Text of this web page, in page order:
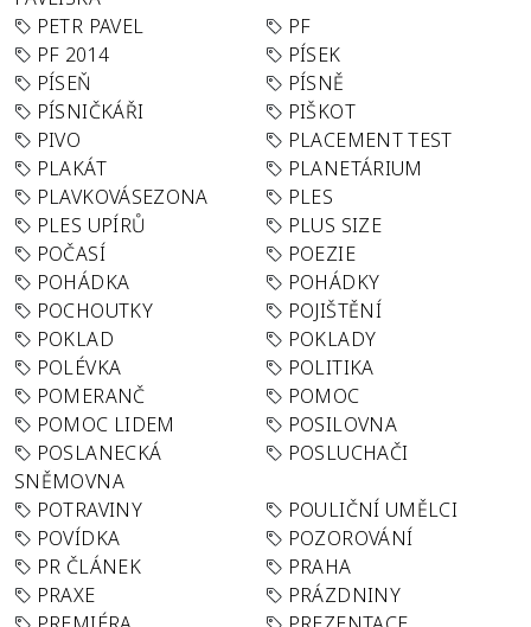
PETR PAVEL
PF
PF 2014
PÍSEK
PÍSEŇ
PÍSNĚ
PÍSNIČKÁŘI
PIŠKOT
PIVO
PLACEMENT TEST
PLAKÁT
PLANETÁRIUM
PLAVKOVÁSEZONA
PLES
PLES UPÍRŮ
PLUS SIZE
POČASÍ
POEZIE
POHÁDKA
POHÁDKY
POCHOUTKY
POJIŠTĚNÍ
POKLAD
POKLADY
POLÉVKA
POLITIKA
POMERANČ
POMOC
POMOC LIDEM
POSILOVNA
POSLANECKÁ
SNĚMOVNA
POSLUCHAČI
POTRAVINY
POULIČNÍ UMĚLCI
POVÍDKA
POZOROVÁNÍ
PR ČLÁNEK
PRAHA
PRAXE
PRÁZDNINY